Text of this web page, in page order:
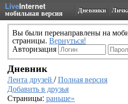
LiveInternet
мобильная версия Дневники
Вы были перенаправлены на
страницы. Вернуться!
Авторизация
Дневник
Лента друзей /Полная версия
Добавить в друзья
Страницы: раньше»